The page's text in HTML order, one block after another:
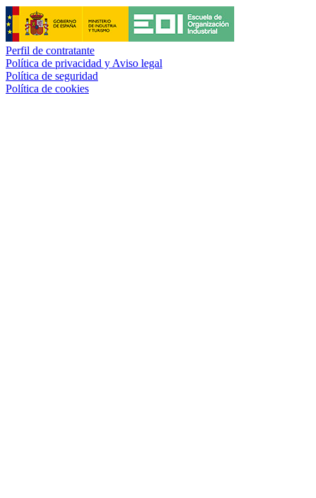
Perfil de contratante
Política de privacidad y Aviso legal
Política de seguridad
Política de cookies